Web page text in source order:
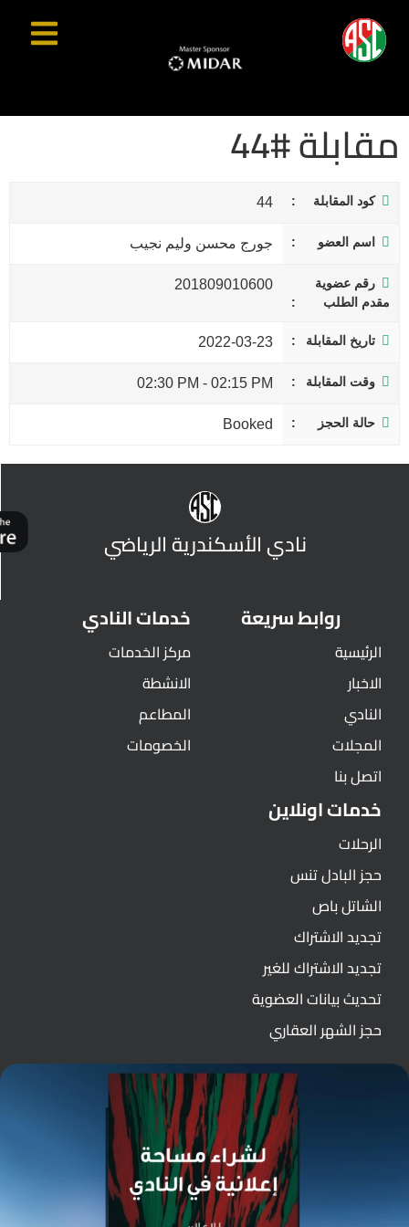
مقابلة #44
كود المقابلة 44
اسم العضو جورج محسن وليم نجيب
رقم عضوية
مقدم الطلب
201809010600
تاريخ المقابلة 2022-03-23
وقت المقابلة 02:15 PM
-
02:30 PM
حالة الحجز Booked
نادي الأسكندرية الرياضي
روابط سريعة
الرئيسية
الاخبار
النادي
المجلات
اتصل بنا
خدمات النادي
مركز الخدمات
الانشطة
المطاعم
الخصومات
خدمات اونلاين
الرحلات
حجز البادل تنس
الشاتل باص
تجديد الاشتراك
تجديد الاشتراك للغير
تحديث بيانات العضوية
حجز الشهر العقاري